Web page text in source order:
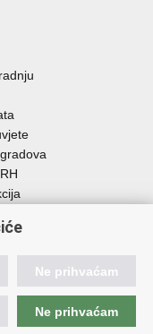
nekretninama
Ne prihvaćam
Ne prihvaćam